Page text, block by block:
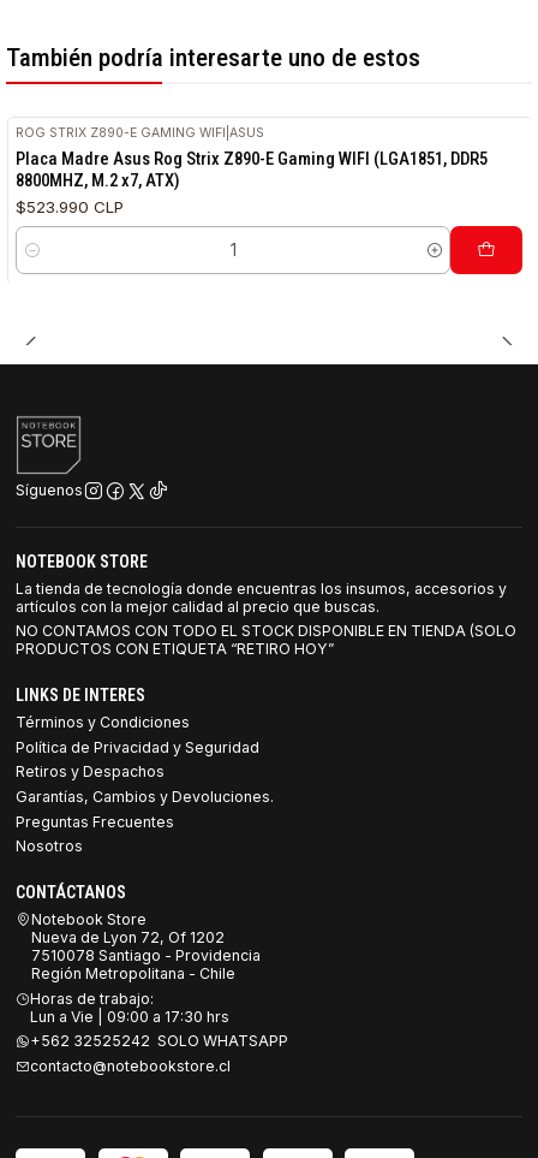
También podría interesarte uno de estos
ROG STRIX Z890-E GAMING WIFI |ASUS
Placa Madre Asus Rog Strix Z890-E Gaming WIFI (LGA1851, DDR5
8800MHZ, M.2 x7, ATX)
$523.990 CLP
Cantidad
Síguenos
NOTEBOOK STORE
La tienda de tecnología donde encuentras los insumos, accesorios y
artículos con la mejor calidad al precio que buscas.
NO CONTAMOS CON TODO EL STOCK DISPONIBLE EN TIENDA (SOLO
PRODUCTOS CON ETIQUETA “RETIRO HOY”
LINKS DE INTERES
Términos y Condiciones
Política de Privacidad y Seguridad
Retiros y Despachos
Garantías, Cambios y Devoluciones.
Preguntas Frecuentes
Nosotros
CONTÁCTANOS
Notebook Store
Nueva de Lyon 72, Of 1202
7510078 Santiago - Providencia
Región Metropolitana - Chile
Horas de trabajo:
Lun a Vie | 09:00 a 17:30 hrs
+562 32525242 SOLO WHATSAPP
contacto@notebookstore.cl